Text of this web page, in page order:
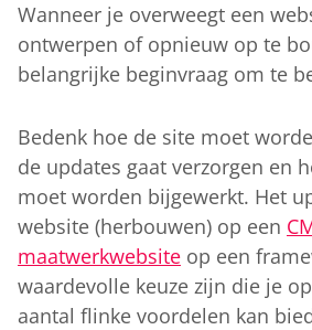
Wanneer je overweegt een
ontwerpen of opnieuw op te
belangrijke beginvraag om te
Bedenk hoe de site moet
de updates gaat verzorgen en
moet worden bijgewerkt. Het
website (herbouwen) op een
maatwerkwebsite op een
waardevolle keuze zijn die je
aantal flinke voordelen kan